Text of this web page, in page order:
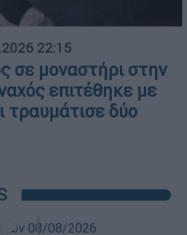
22:15
σε μοναστήρι στην
επιτέθηκε με
τραυμάτισε δύο